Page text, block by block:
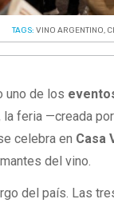
TAGS:VINO ARGENTINO,
uno de los
la feria —creada
celebra en Casa
del vino.
del país. Las